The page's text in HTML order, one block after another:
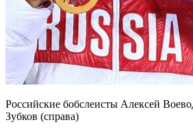
Российские бобслеисты Алексей
Зубков (справа)